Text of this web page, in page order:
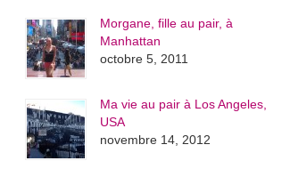
Morgane, fille au pair, à
Manhattan
octobre 5, 2011
Ma vie au pair à Los Angeles,
USA
novembre 14, 2012